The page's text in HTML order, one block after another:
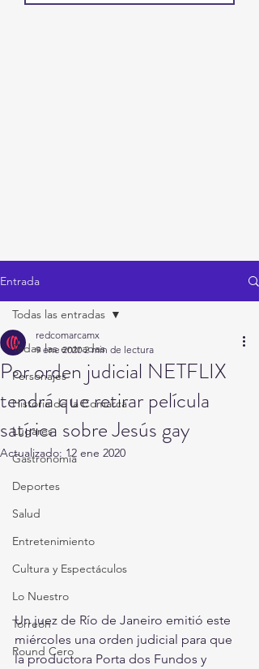
Entrada
Todas las entradas
Personajes
Historia de la Comarca
Lugares
Gastronomía
Deportes
Salud
Entretenimiento
Cultura y Espectáculos
Lo Nuestro
Torreón
Round Cero
Todas las entradas
Por orden judicial NETFLIX
tendrá que retirar película
satírica sobre Jesús gay
redcomarcamx
9 ene 2020 2 min de lectura
Actualizado: 12 ene 2020
Un juez de Río de Janeiro emitió este
miércoles una orden judicial para que
la productora Porta dos Fundos y